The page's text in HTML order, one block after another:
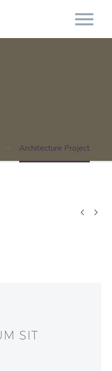
Architecture Project
 
SIT